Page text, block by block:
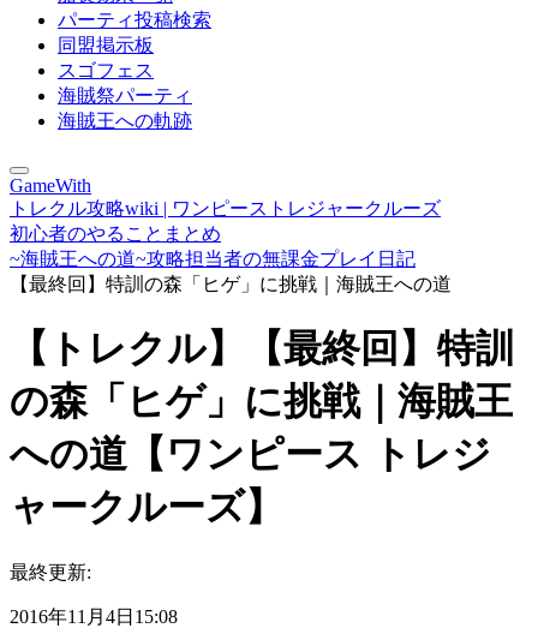
パーティ投稿検索
同盟掲示板
スゴフェス
海賊祭パーティ
海賊王への軌跡
GameWith
トレクル攻略wiki | ワンピーストレジャークルーズ
初心者のやることまとめ
~海賊王への道~攻略担当者の無課金プレイ日記
【最終回】特訓の森「ヒゲ」に挑戦｜海賊王への道
【トレクル】【最終回】特訓
の森「ヒゲ」に挑戦｜海賊王
への道【ワンピース トレジ
ャークルーズ】
最終更新:
2016年11月4日15:08